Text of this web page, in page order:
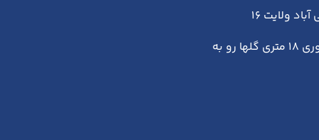
ولایت 16
زاهدان-جمهوری ۱۸ متری گلها رو به